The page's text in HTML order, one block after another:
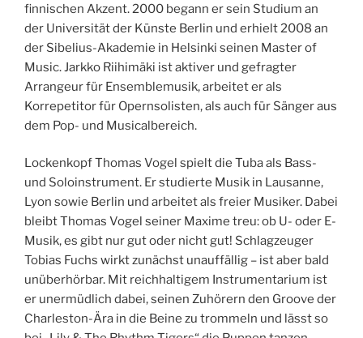
finnischen Akzent. 2000 begann er sein Studium an
der Universität der Künste Berlin und erhielt 2008 an
der Sibelius-Akademie in Helsinki seinen Master of
Music. Jarkko Riihimäki ist aktiver und gefragter
Arrangeur für Ensemblemusik, arbeitet er als
Korrepetitor für Opernsolisten, als auch für Sänger aus
dem Pop- und Musicalbereich.
Lockenkopf Thomas Vogel spielt die Tuba als Bass-
und Soloinstrument. Er studierte Musik in Lausanne,
Lyon sowie Berlin und arbeitet als freier Musiker. Dabei
bleibt Thomas Vogel seiner Maxime treu: ob U- oder E-
Musik, es gibt nur gut oder nicht gut! Schlagzeuger
Tobias Fuchs wirkt zunächst unauffällig – ist aber bald
unüberhörbar. Mit reichhaltigem Instrumentarium ist
er unermüdlich dabei, seinen Zuhörern den Groove der
Charleston-Ära in die Beine zu trommeln und lässt so